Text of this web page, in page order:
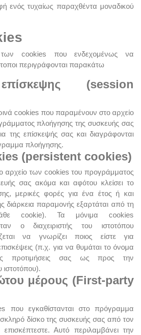
ενός τυχαίως παραχθέντα μοναδικού
των cookies που ενδεχομένως να
περιγράφονται παρακάτω
(session
cookies που παραμένουν στο αρχείο
πλοήγησης της συσκευής σας
της επίσκεψής σας και διαγράφονται
πλοήγησης.
(persistent cookies)
αρχείο των cookies του προγράμματος
σας ακόμα και αφότου κλείσει το
μερικές φορές για ένα έτος ή και
παραμονής εξαρτάται από τη
cookie). Τα μόνιμα cookies
ο διαχειριστής του ιστοτόπου
να γνωρίζει ποιος είστε για
(π.χ. για να θυμάται το όνομα
προτιμήσεις σας ως προς την
μέρους (First-party
που εγκαθίστανται στο πρόγραμμα
δίσκο της συσκευής σας από τον
επισκέπτεστε. Αυτό περιλαμβάνει την